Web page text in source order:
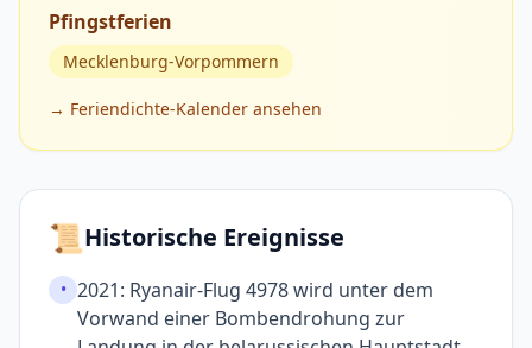
Pfingstferien
Mecklenburg-Vorpommern
→ Feriendichte-Kalender ansehen
📜Historische Ereignisse
• 2021: Ryanair-Flug 4978 wird unter dem
Vorwand einer Bomben­drohung zur